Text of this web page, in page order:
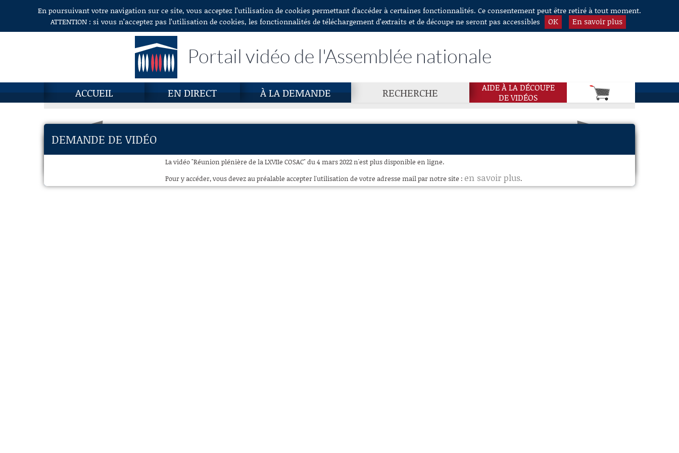
Aller au contenuEn poursuivant votre navigation sur ce site, vous acceptez l’utilisation de cookies permettant d'accéder à certaines fonctionnalités. Ce consentement peut être retiré à tout moment.
ATTENTION : si vous n’acceptez pas l’utilisation de cookies, les fonctionnalités de téléchargement d’extraits et de découpe ne seront pas accessibles
OK En savoir plus
Portail vidéo de l'Assemblée nationale
ACCUEIL EN DIRECT À LA DEMANDE RECHERCHE
AIDE À LA DÉCOUPE
DE VIDÉOS
DEMANDE DE VIDÉO
La vidéo "Réunion plénière de la LXVIIe COSAC" du 4 mars 2022 n'est plus disponible en ligne.
Pour y accéder, vous devez au préalable accepter l'utilisation de votre adresse mail par notre site : en savoir plus.